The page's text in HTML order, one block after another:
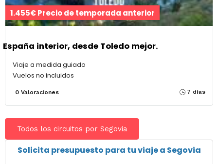
1.455€ Precio de temporada anterior
España interior, desde Toledo mejor.
Viaje a medida guiado
Vuelos no incluidos
0 Valoraciones 7 días
Todos los circuitos por Segovia
Solicita presupuesto para tu viaje a Segovia